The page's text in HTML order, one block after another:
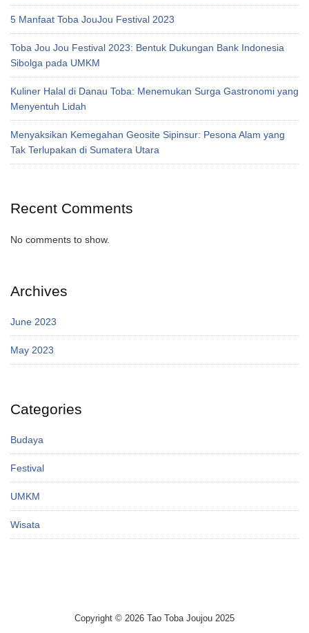
5 Manfaat Toba JouJou Festival 2023
Toba Jou Jou Festival 2023: Bentuk Dukungan Bank Indonesia
Sibolga pada UMKM
Kuliner Halal di Danau Toba: Menemukan Surga Gastronomi yang
Menyentuh Lidah
Menyaksikan Kemegahan Geosite Sipinsur: Pesona Alam yang
Tak Terlupakan di Sumatera Utara
Recent Comments
No comments to show.
Archives
June 2023
May 2023
Categories
Budaya
Festival
UMKM
Wisata
Copyright © 2026 Tao Toba Joujou 2025